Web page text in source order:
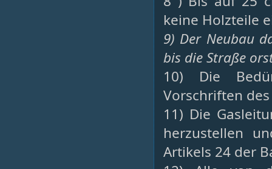
keine Holzteile
9) Der Neubau
bis die Straße
10) Die
Vorschriften
11) Die
herzustellen
Artikels 24 der